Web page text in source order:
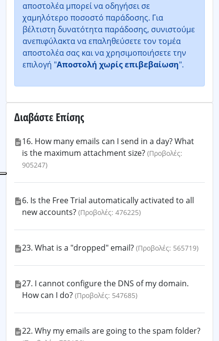
αποστολέα μπορεί να οδηγήσει σε
χαμηλότερο ποσοστό παράδοσης. Για
βέλτιστη δυνατότητα παράδοσης, συνιστούμε
ανεπιφύλακτα να επαληθεύσετε τον τομέα
αποστολέα σας και να χρησιμοποιήσετε την
επιλογή "Αποστολή χωρίς επιβεβαίωση".
Διαβάστε Επίσης
16. How many emails can I send in a day? What
is the maximum attachment size? (Προβολές:
905247)
6. Is the Free Trial automatically activated to all
new accounts? (Προβολές: 476225)
23. What is a "dropped" email? (Προβολές: 565719)
27. I cannot configure the DNS of my domain.
How can I do? (Προβολές: 547685)
22. Why my emails are going to the spam folder?